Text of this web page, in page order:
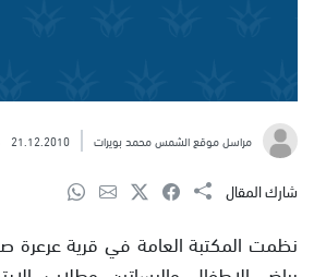
مراسل موقع الشمس محمد بويرات 21.12.2010
شارك المقال
نظمت المكتبة العامة في قرية عرعرة